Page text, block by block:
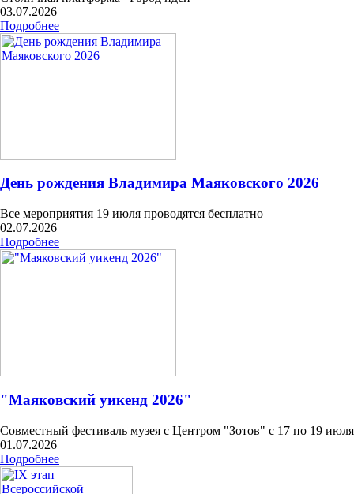
03.07.2026
Подробнее
День рождения Владимира Маяковского 2026
Все мероприятия 19 июля проводятся бесплатно
02.07.2026
Подробнее
"Маяковский уикенд 2026"
Совместный фестиваль музея с Центром "Зотов" с 17 по 19 июля
01.07.2026
Подробнее